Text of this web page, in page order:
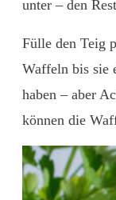
unter – den
Fülle den Teig
Waffeln bis sie
haben – aber
können die